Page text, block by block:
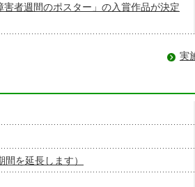
者週間のポスター」の入賞作品が決定
実
を延長します）